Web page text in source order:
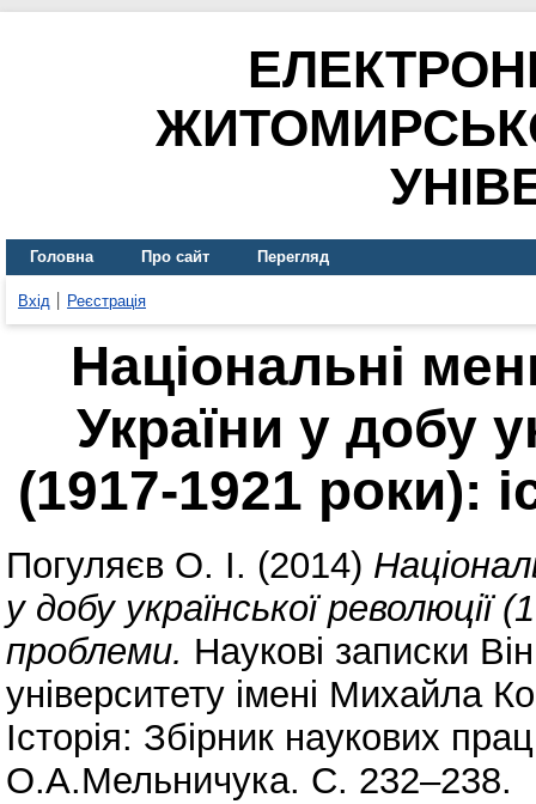
Головна Про сайт Перегляд
Вхід Реєстрація
Національні
України у добу
(1917-1921 роки):
Погуляєв О. І. (2014)
у добу української революції
проблеми. Наукові записки
університету імені Михайла
Історія: Збірник наукових
О.А.Мельничука. С. 232–238.